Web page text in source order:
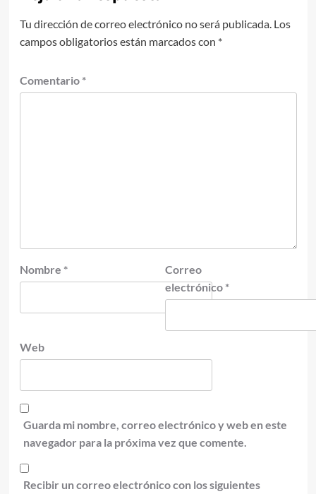
Tu dirección de correo electrónico no será publicada. Los
campos obligatorios están marcados con *
Comentario *
Nombre *
Correo
electrónico *
Web
Guarda mi nombre, correo electrónico y web en este
navegador para la próxima vez que comente.
Recibir un correo electrónico con los siguientes